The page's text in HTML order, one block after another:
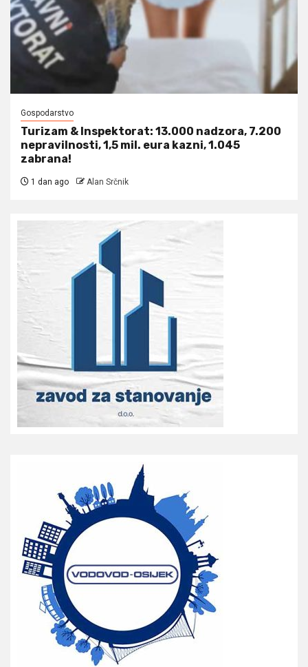
Gospodarstvo
Turizam & Inspektorat: 13.000 nadzora, 7.200
nepravilnosti, 1,5 mil. eura kazni, 1.045
zabrana!
1 dan ago Alan Srčnik